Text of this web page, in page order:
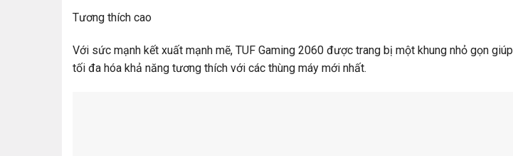
Tương thích cao
Với sức mạnh kết xuất mạnh mẽ, TUF Gaming 2060 được trang bị một khung nhỏ gọn giúp
tối đa hóa khả năng tương thích với các thùng máy mới nhất.